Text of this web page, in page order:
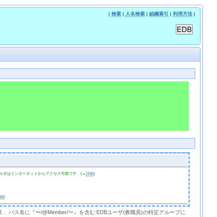
| 検索| 人名検索| 組織索引 | 利用方法|
ダはインターネットからアクセス可能です．(→詳細)
)
パス名に『〜/@Member/〜』を含む:EDBユーザ(教職員)の特定グループに